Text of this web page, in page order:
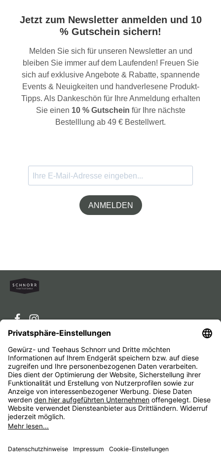
Jetzt zum Newsletter anmelden und 10
% Gutschein sichern!
Melden Sie sich für unseren Newsletter an und
bleiben Sie immer auf dem Laufenden! Freuen Sie
sich auf exklusive Angebote & Rabatte, spannende
Events & Neuigkeiten und handverlesene Produkt-
Tipps. Als Dankeschön für Ihre Anmeldung erhalten
Sie einen 10 % Gutschein für Ihre nächste
Bestelllung ab 49 € Bestellwert.
ANMELDEN
Service-Hotline
Service
Unternehmen
Alle Preise inkl. gesetzl. Mehrwertsteuer zzgl.
anders angegeben.